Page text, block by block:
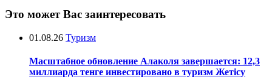
Это может Вас заинтересовать
01.08.26 Туризм
Масштабное обновление Алаколя завершается: 12,3
миллиарда тенге инвестировано в туризм Жетісу